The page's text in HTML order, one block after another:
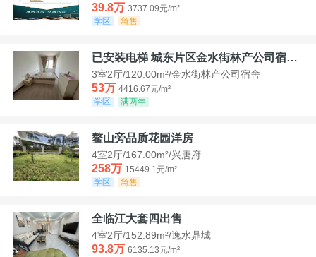
39.8万 3737.09元/m²
学区
急售
已安装电梯 城东片区金水街林产公司宿舍套三可看江景
3室2厅/120.00m²/金水街林产公司宿舍
53万 4416.67元/m²
学区
满两年
鳌山旁品质花园洋房
4室2厅/167.00m²/兴唐府
258万 15449.1元/m²
学区
急售
全临江大套四出售
4室2厅/152.89m²/逸水鼎城
93.8万 6135.13元/m²